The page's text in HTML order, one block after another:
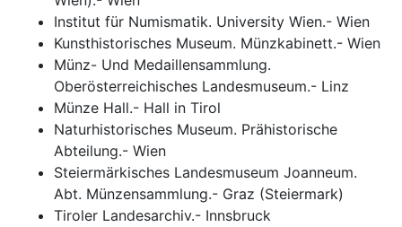
Institut für Numismatik. University Wien.- Wien
Kunsthistorisches Museum. Münzkabinett.- Wien
Münz- Und Medaillensammlung.
Oberösterreichisches Landesmuseum.- Linz
Münze Hall.- Hall in Tirol
Naturhistorisches Museum. Prähistorische
Abteilung.- Wien
Steiermärkisches Landesmuseum Joanneum.
Abt. Münzensammlung.- Graz (Steiermark)
Tiroler Landesarchiv.- Innsbruck